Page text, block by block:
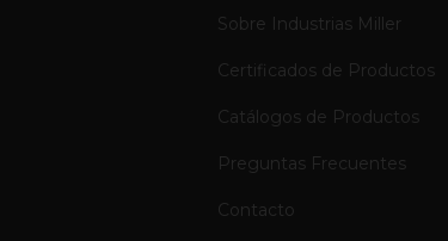
Sobre Industrias Miller
Certificados de Productos
Catálogos de Productos
Preguntas Frecuentes
Contacto